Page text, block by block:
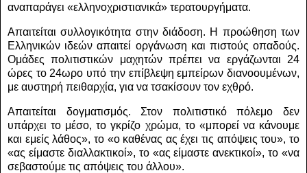
αναπαράγει «ελληνοχριστιανικά» τερατουργήματα.
Απαιτείται συλλογικότητα στην διάδοση. Η προώθηση των
Ελληνικών ιδεών απαιτεί οργάνωση και πιστούς οπαδούς.
Ομάδες πολιτιστικών μαχητών πρέπει να εργάζωνται 24
ώρες το 24ωρο υπό την επίβλεψη εμπείρων διανοουμένων,
με αυστηρή πειθαρχία, για να τσακίσουν τον εχθρό.
Απαιτείται δογματισμός. Στον πολιτιστικό πόλεμο δεν
υπάρχει το μέσο, το γκρίζο χρώμα, το «μπορεί να κάνουμε
και εμείς λάθος», το «ο καθένας ας έχει τις απόψεις του», το
«ας είμαστε διαλλακτικοί», το «ας είμαστε ανεκτικοί», το «να
σεβαστούμε τις απόψεις του άλλου».